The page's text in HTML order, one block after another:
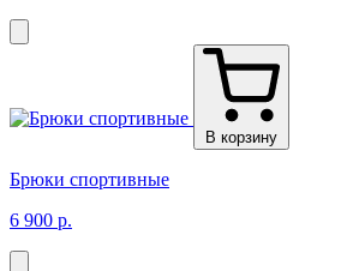
В корзину
Брюки спортивные
6 900 р.